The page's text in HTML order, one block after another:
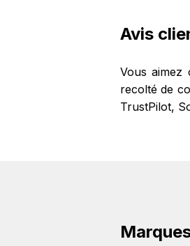
Trek Expert
Avis
Vous
recolté de
TrustPilot,